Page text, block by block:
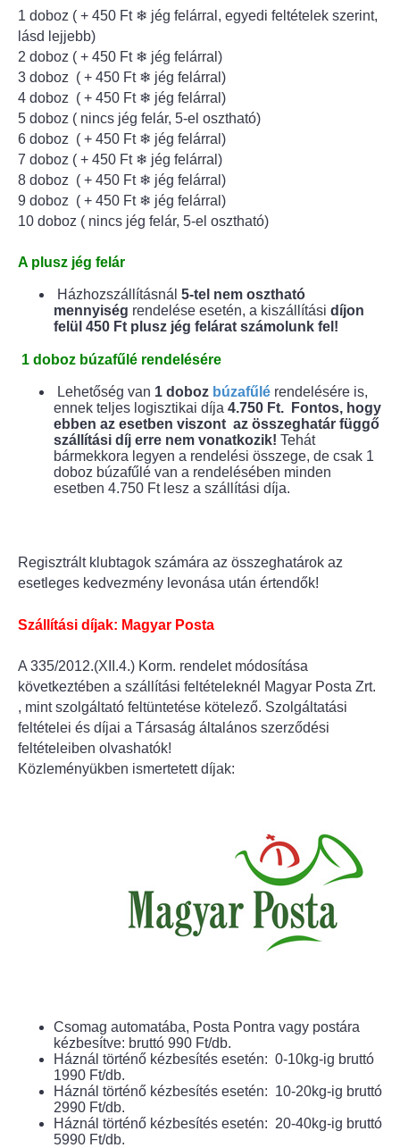
1 doboz ( + 450 Ft ❄ jég felárral, egyedi feltételek szerint,
lásd lejjebb)
2 doboz ( + 450 Ft ❄ jég felárral)
3 doboz ( + 450 Ft ❄ jég felárral)
4 doboz ( + 450 Ft ❄ jég felárral)
5 doboz ( nincs jég felár, 5-el osztható)
6 doboz ( + 450 Ft ❄ jég felárral)
7 doboz ( + 450 Ft ❄ jég felárral)
8 doboz ( + 450 Ft ❄ jég felárral)
9 doboz ( + 450 Ft ❄ jég felárral)
10 doboz ( nincs jég felár, 5-el osztható)
A plusz jég felár
Házhozszállításnál 5-tel nem osztható
mennyiség rendelése esetén, a kiszállítási díjon
felül 450 Ft plusz jég felárat számolunk fel!
1 doboz búzafűlé rendelésére
Lehetőség van 1 doboz búzafűlé rendelésére is,
ennek teljes logisztikai díja 4.750 Ft.
Fontos, hogy
ebben az esetben viszont az összeghatár függő
szállítási díj erre nem vonatkozik! Tehát
bármekkora legyen a rendelési összege, de csak 1
doboz búzafűlé van a rendelésében minden
esetben 4.750 Ft lesz a szállítási díja.
Regisztrált klubtagok számára az összeghatárok az
esetleges kedvezmény levonása után értendők!
Szállítási díjak: Magyar Posta
A 335/2012.(XII.4.) Korm. rendelet módosítása
következtében a szállítási feltételeknél Magyar Posta Zrt.
, mint szolgáltató feltüntetése kötelező. Szolgáltatási
feltételei és díjai a Társaság általános szerződési
feltételeiben olvashatók!
Közleményükben ismertetett díjak:
Csomag automatába, Posta Pontra vagy postára
kézbesítve: bruttó 990 Ft/db.
Háznál történő kézbesítés esetén: 0-10kg-ig bruttó
1990 Ft/db.
Háznál történő kézbesítés esetén: 10-20kg-ig bruttó
2990 Ft/db.
Háznál történő kézbesítés esetén: 20-40kg-ig bruttó
5990 Ft/db.